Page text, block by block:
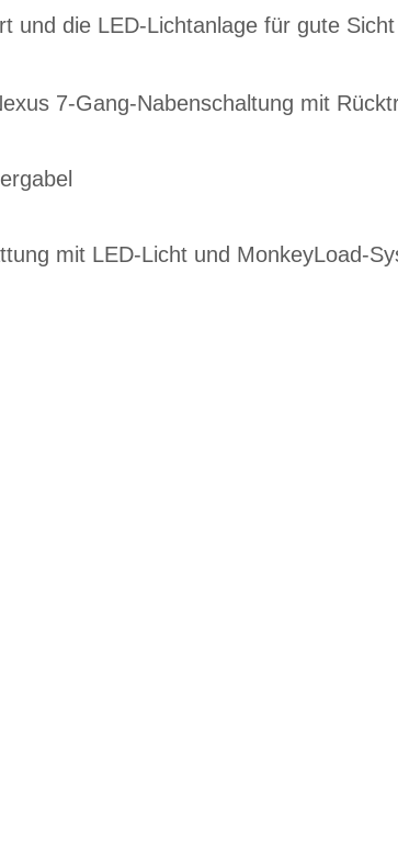
und die LED-Lichtanlage für gute
7-Gang-Nabenschaltung mit
mit LED-Licht und MonkeyLoad-